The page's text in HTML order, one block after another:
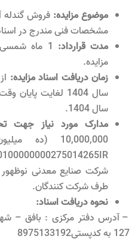
موضوع مزایده:
مشخصات فنی مندرج در
مدت قرارداد:
1 ماه
مزایده.
زمان دریافت اسناد مزایده:
سال 1404.
مدارک مورد نیاز جهت
10,000,000
شرکت صنایع معدنی نوظهور
طرف شرکت کنندگان.
نحوه دریافت اسناد:
– آدرس دفتر مرکزی : بافق –